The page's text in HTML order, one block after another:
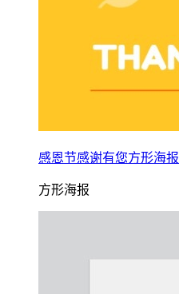
感恩节感谢有您方形海报
方形海报